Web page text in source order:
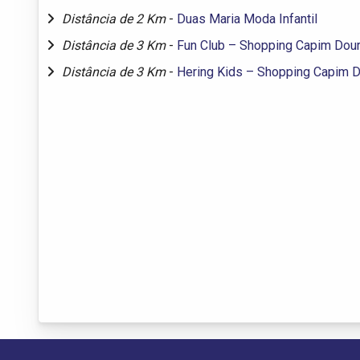
Distância de 2 Km - Duas Maria Moda Infantil
Distância de 3 Km - Fun Club – Shopping Capim
Distância de 3 Km - Hering Kids – Shopping Capim